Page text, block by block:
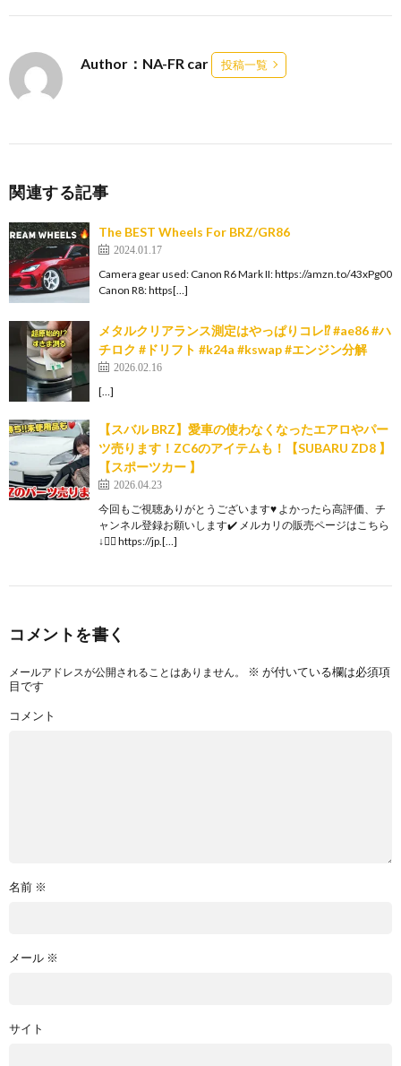
Author：NA-FR car 投稿一覧
関連する記事
The BEST Wheels For BRZ/GR86
2024.01.17
Camera gear used: Canon R6 Mark II: https://amzn.to/43xPg00
Canon R8: https[…]
メタルクリアランス測定はやっぱりコレ⁉️ #ae86 #ハ
チロク #ドリフト #k24a #kswap #エンジン分解
2026.02.16
[…]
【スバル BRZ】愛車の使わなくなったエアロやパー
ツ売ります！ZC6のアイテムも！【SUBARU ZD8 】
【スポーツカー 】
2026.04.23
今回もご視聴ありがとうございます♥️ よかったら高評価、チ
ャンネル登録お願いします✔️ メルカリの販売ページはこちら
↓💁‍♀️ https://jp.[…]
コメントを書く
メールアドレスが公開されることはありません。 ※ が付いている欄は必須項
目です
コメント
名前 ※
メール ※
サイト